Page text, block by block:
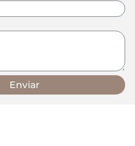
Enviar